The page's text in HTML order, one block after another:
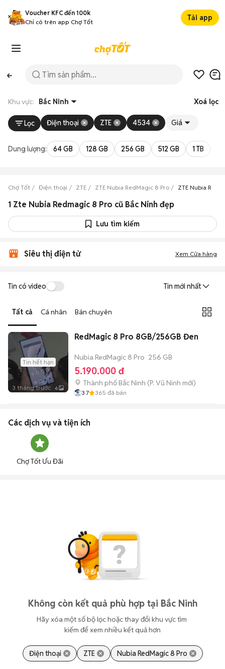
Voucher KFC đến 100k
Chỉ có trên app Chợ Tốt
Tải app
Khu vực: Bắc Ninh Xoá lọc
Lọc Điện thoại ZTE 4534 Giá
Dung lượng: 64 GB 128 GB 256 GB 512 GB 1 TB
Chợ Tốt Điện thoại ZTE ZTE Nubia RedMagic 8 Pro ZTE Nubia
1 Zte Nubia Redmagic 8 Pro cũ Bắc Ninh đẹp
Lưu tìm kiếm
Siêu thị điện tử Xem Cửa hàng
Tin có video Tin mới nhất
Tất cả Cá nhân Bán chuyên
Tin hết hạn
3 tháng trước 6
RedMagic 8 Pro 8GB/256GB Đen
Nubia RedMagic 8 Pro 256 GB
5.190.000 đ
Thành phố Bắc Ninh (P. Vũ Ninh mới)
3.7 365 đã bán
Các dịch vụ và tiện ích
Chợ Tốt Ưu Đãi
Không còn kết quả phù hợp tại Bắc Ninh
Hãy xóa một số bộ lọc hoặc thay đổi khu vực tìm
kiếm để xem nhiều kết quả hơn
Điện thoại ZTE Nubia RedMagic 8 Pro